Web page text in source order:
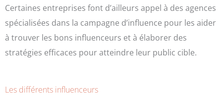
Certaines entreprises font d’ailleurs appel à des agences
spécialisées dans la campagne d’influence pour les aider
à trouver les bons influenceurs et à élaborer des
stratégies efficaces pour atteindre leur public cible.
Les différents influenceurs